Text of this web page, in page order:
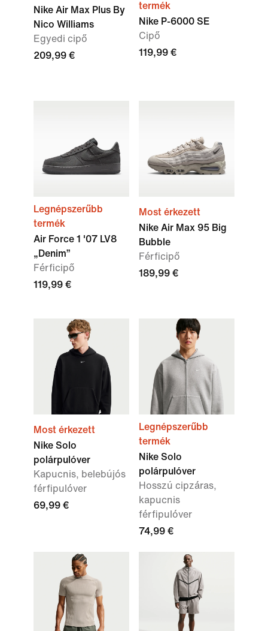
Nike Air Max Plus By
Nico Williams
Egyedi cipő
209,99 €
termék
Nike P-6000 SE
Cipő
119,99 €
Legnépszerűbb
termék
Air Force 1 '07 LV8
„Denim”
Férficipő
119,99 €
Most érkezett
Nike Air Max 95 Big
Bubble
Férficipő
189,99 €
Most érkezett
Nike Solo
polárpulóver
Kapucnis, belebújós
férfipulóver
69,99 €
Legnépszerűbb
termék
Nike Solo
polárpulóver
Hosszú cipzáras,
kapucnis
férfipulóver
74,99 €